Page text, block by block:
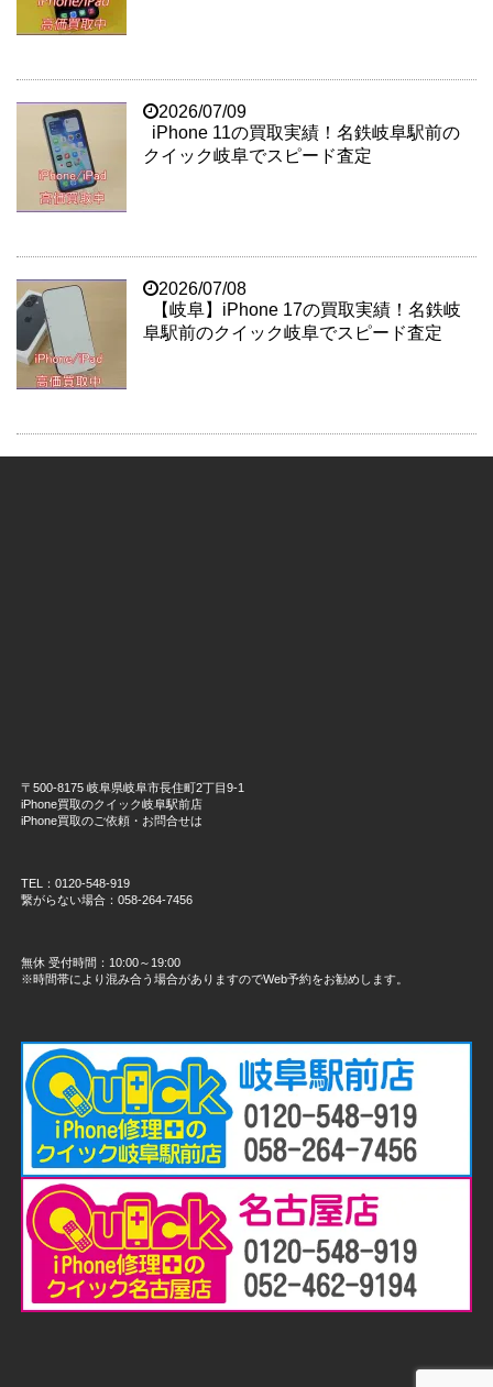
2026/07/09
iPhone 11の買取実績！名鉄岐阜駅前の
クイック岐阜でスピード査定
2026/07/08
【岐阜】iPhone 17の買取実績！名鉄岐
阜駅前のクイック岐阜でスピード査定
〒500-8175 岐阜県岐阜市長住町2丁目9-1
iPhone買取のクイック岐阜駅前店
iPhone買取のご依頼・お問合せは
TEL：0120-548-919
繋がらない場合：058-264-7456
無休 受付時間：10:00～19:00
※時間帯により混み合う場合がありますのでWeb予約をお勧めします。